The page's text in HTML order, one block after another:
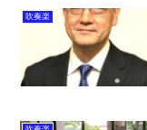
吹奏楽